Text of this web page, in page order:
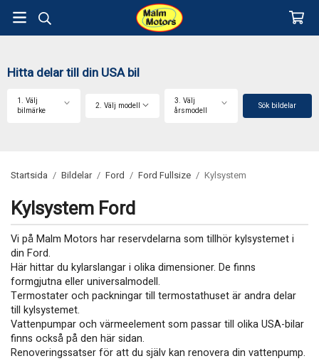
Hitta delar till din USA bil
1. Välj
bilmärke
2. Välj modell
3. Välj
årsmodell
Sök bildelar
Startsida / Bildelar / Ford / Ford Fullsize / Kylsystem
Kylsystem Ford
Vi på Malm Motors har reservdelarna som tillhör kylsystemet i
din Ford.
Här hittar du kylarslangar i olika dimensioner. De finns
formgjutna eller universalmodell.
Termostater och packningar till termostathuset är andra delar
till kylsystemet.
Vattenpumpar och värmeelement som passar till olika USA-bilar
finns också på den här sidan.
Renoveringssatser för att du själv kan renovera din vattenpump.